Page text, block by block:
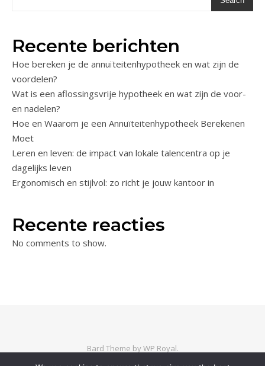
Recente berichten
Hoe bereken je de annuïteitenhypotheek en wat zijn de
voordelen?
Wat is een aflossingsvrije hypotheek en wat zijn de voor-
en nadelen?
Hoe en Waarom je een Annuïteitenhypotheek Berekenen
Moet
Leren en leven: de impact van lokale talencentra op je
dagelijks leven
Ergonomisch en stijlvol: zo richt je jouw kantoor in
Recente reacties
No comments to show.
Bard Theme byWP Royal.